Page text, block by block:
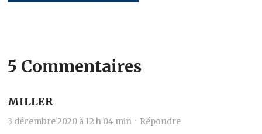
5 Commentaires
MILLER
3 décembre 2020 à 12 h 04 min · Répondre